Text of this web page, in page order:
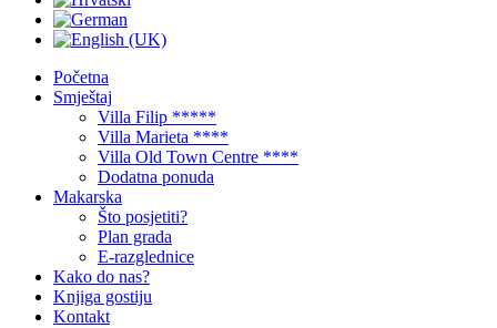
Početna
Smještaj
Villa Filip *****
Villa Marieta ****
Villa Old Town Centre ****
Dodatna ponuda
Makarska
Što posjetiti?
Plan grada
E-razglednice
Kako do nas?
Knjiga gostiju
Kontakt